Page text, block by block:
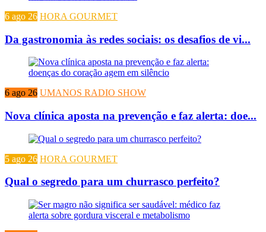
6 ago 26 HORA GOURMET
Da gastronomia às redes sociais: os desafios de vi...
6 ago 26 UMANOS RADIO SHOW
Nova clínica aposta na prevenção e faz alerta: doe...
5 ago 26 HORA GOURMET
Qual o segredo para um churrasco perfeito?